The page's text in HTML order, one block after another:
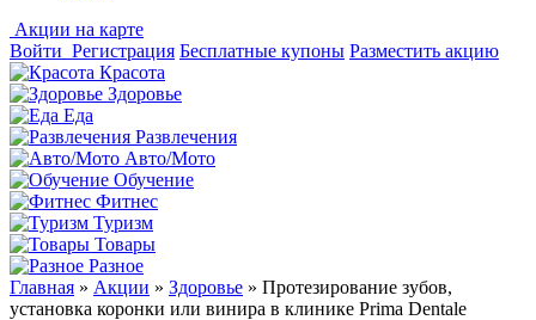
Акции на карте
Войти Регистрация Бесплатные купоны Разместить акцию
Красота
Здоровье
Еда
Развлечения
Авто/Мото
Обучение
Фитнес
Туризм
Товары
Разное
Главная » Акции » Здоровье » Протезирование зубов,
установка коронки или винира в клинике Prima Dentale